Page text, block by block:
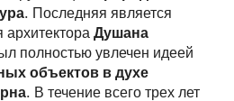
. Последняя является
Душана
полностью увлечен идеей
объектов в духе
. В течение всего трех лет